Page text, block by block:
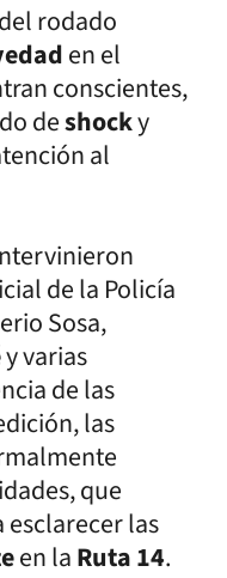
del rodado
en el
conscientes,
deshocky
al
de la Policía
Sosa,
y varias
de las
las
que
las
en laRuta 14.